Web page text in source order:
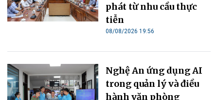
phát từ nhu cầu thực
tiễn
08/08/2026 19:56
Nghệ An ứng dụng AI
trong quản lý và điều
hành văn phòng